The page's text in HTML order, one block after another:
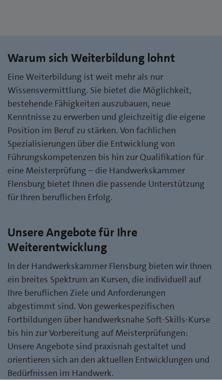
Warum sich Weiterbildung lohnt
Eine Weiterbildung ist weit mehr als nur
Wissensvermittlung. Sie bietet die Möglichkeit,
bestehende Fähigkeiten auszubauen, neue
Kenntnisse zu erwerben und gleichzeitig die eigene
Position im Beruf zu stärken. Von fachlichen
Spezialisierungen über die Entwicklung von
Führungskompetenzen bis hin zur Qualifikation für
eine Meisterprüfung – die Handwerkskammer
Flensburg bietet Ihnen die passende Unterstützung
für Ihren beruflichen Erfolg.
Unsere Angebote für Ihre
Weiterentwicklung
In der Handwerkskammer Flensburg bieten wir Ihnen
ein breites Spektrum an Kursen, die individuell auf
Ihre beruflichen Ziele und Anforderungen
abgestimmt sind. Von gewerkespezifischen
Fortbildungen über handwerksnahe Soft-Skills-Kurse
bis hin zur Vorbereitung auf Meisterprüfungen:
Unsere Angebote sind praxisnah gestaltet und
orientieren sich an den aktuellen Entwicklungen und
Bedürfnissen im Handwerk.